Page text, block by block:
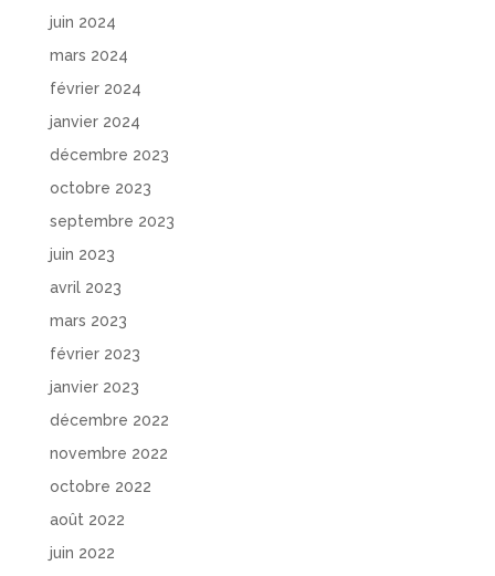
juin 2024
mars 2024
février 2024
janvier 2024
décembre 2023
octobre 2023
septembre 2023
juin 2023
avril 2023
mars 2023
février 2023
janvier 2023
décembre 2022
novembre 2022
octobre 2022
août 2022
juin 2022